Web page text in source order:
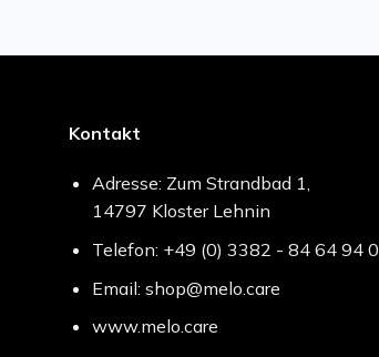
Kontakt
Adresse: Zum Strandbad 1,
14797 Kloster Lehnin
Telefon: +49 (0) 3382 - 84 64 94 0
Email: shop@melo.care
www.melo.care